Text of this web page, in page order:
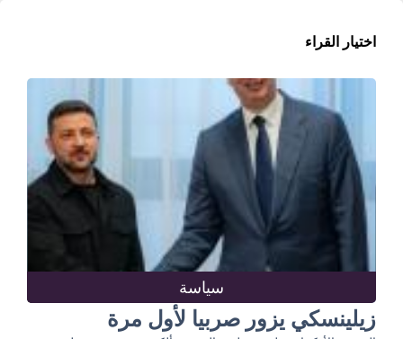
اختيار القراء
سياسة
زيلينسكي يزور صربيا لأول مرة